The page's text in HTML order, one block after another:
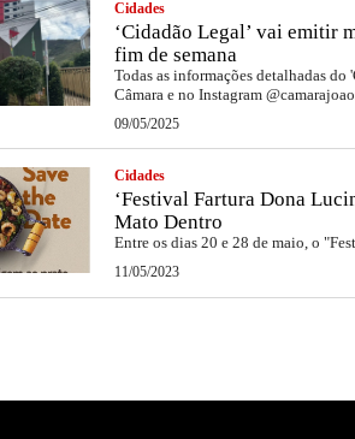
Cidades
‘Cidadão Legal’ vai emitir
fim de semana
Todas as informações detalhadas
Câmara e no Instagram
09/05/2025
Cidades
‘Festival Fartura Dona
Mato Dentro
Entre os dias 20 e 28 de maio, o
11/05/2023